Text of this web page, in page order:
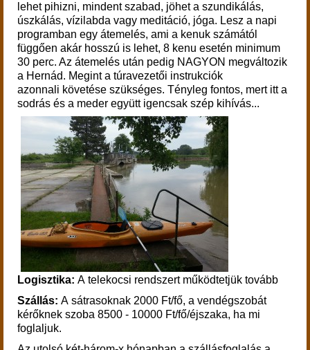
lehet pihizni, mindent szabad, jöhet a szundikálás,
úszkálás, vízilabda vagy meditáció, jóga. Lesz a napi
programban egy átemelés, ami a kenuk számától
függően akár hosszú is lehet, 8 kenu esetén minimum
30 perc. Az átemelés után pedig NAGYON megváltozik
a Hernád. Megint a túravezetői instrukciók
azonnali követése szükséges. Tényleg fontos, mert itt a
sodrás és a meder együtt igencsak szép kihívás...
Logisztika: A telekocsi rendszert működtetjük tovább
Szállás: A sátrasoknak 2000 Ft/fő, a vendégszobát
kérőknek szoba 8500 - 10000 Ft/fő/éjszaka, ha mi
foglaljuk.